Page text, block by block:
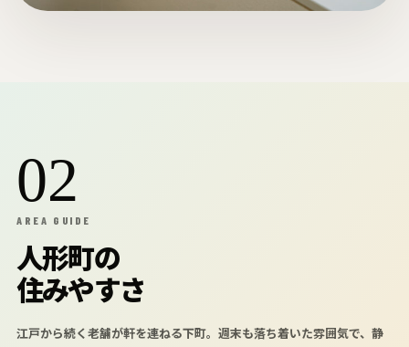
02
AREA GUIDE
人形町の
住みやすさ
江戸から続く老舗が軒を連ねる下町。週末も落ち着いた雰囲気で、静